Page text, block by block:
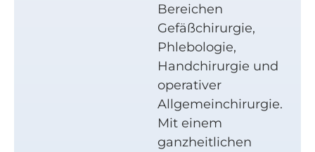
Bereichen
Gefäßchirurgie,
Phlebologie,
Handchirurgie und
operativer
Allgemeinchirurgie.
Mit einem
ganzheitlichen